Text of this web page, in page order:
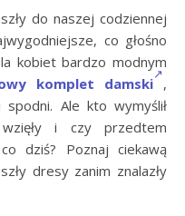
co głośno
kobiet bardzo modnym
komplet damski ,
Ale kto wymyślił
i czy przedtem
dziś? Poznaj ciekawą
dresy zanim znalazły